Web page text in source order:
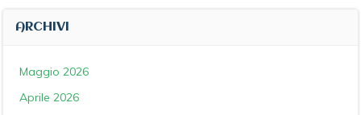
ARCHIVI
Maggio 2026
Aprile 2026